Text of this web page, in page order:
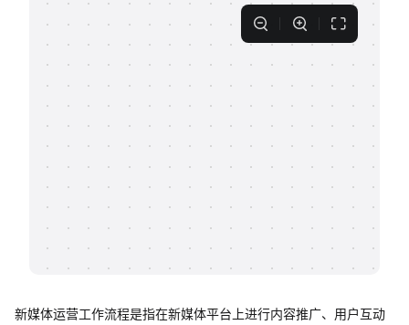
私有化部署
支持
新媒体运营工作流程是指在新媒体平台上进行内容推广、用户互动